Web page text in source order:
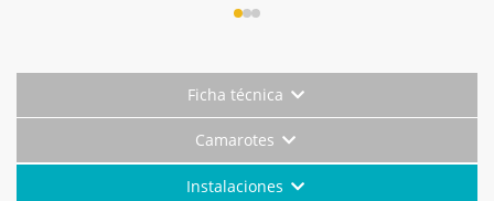
Ficha técnica
Camarotes
Instalaciones